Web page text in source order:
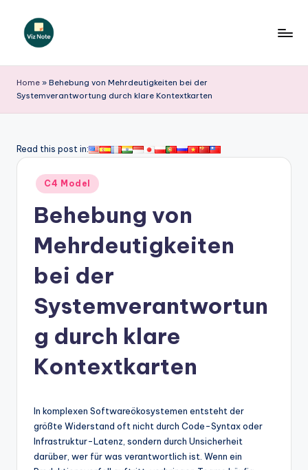
iz
N
t
m
A
si
Home » Behebung von Mehrdeutigkeiten bei der
Systemverantwortung durch klare Kontextkarten
Read this post in:
Posted
in
C4 Model
Behebung von
Mehrdeutigkeiten
bei der
Systemverantwortun
g durch klare
Kontextkarten
In komplexen Softwareökosystemen entsteht der
größte Widerstand oft nicht durch Code-Syntax oder
Infrastruktur-Latenz, sondern durch Unsicherheit
darüber, wer für was verantwortlich ist. Wenn ein